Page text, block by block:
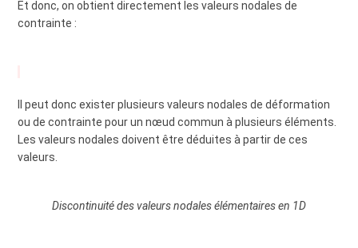
Et donc, on obtient directement les valeurs nodales de
contrainte :
Il peut donc exister plusieurs valeurs nodales de déformation
ou de contrainte pour un nœud commun à plusieurs éléments.
Les valeurs nodales doivent être déduites à partir de ces
valeurs.
Discontinuité des valeurs nodales élémentaires en 1D